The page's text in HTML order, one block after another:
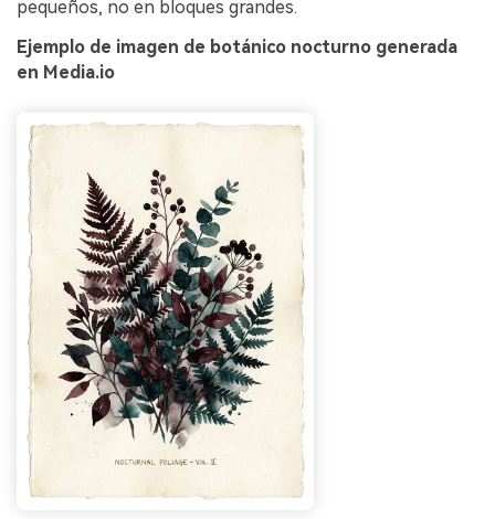
pequeños, no en bloques grandes.
Ejemplo de imagen de botánico nocturno generada
en Media.io
ilimitadas. 100 %
gratis!